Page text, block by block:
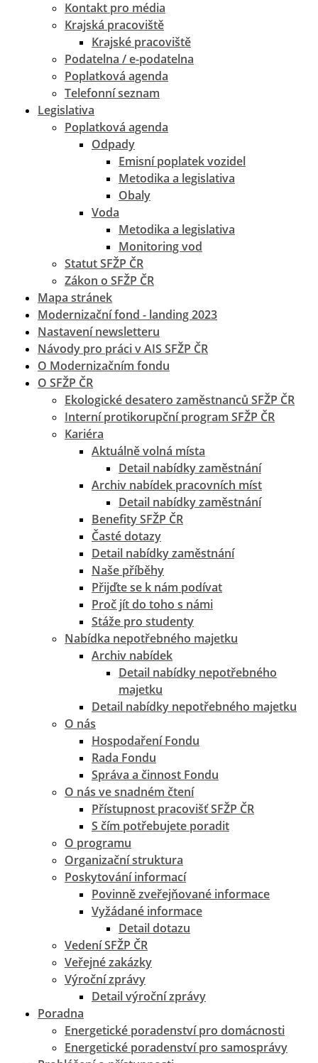
Kontakt pro média
Krajská pracoviště
Krajské pracoviště
Podatelna / e-podatelna
Poplatková agenda
Telefonní seznam
Legislativa
Poplatková agenda
Odpady
Emisní poplatek vozidel
Metodika a legislativa
Obaly
Voda
Metodika a legislativa
Monitoring vod
Statut SFŽP ČR
Zákon o SFŽP ČR
Mapa stránek
Modernizační fond - landing 2023
Nastavení newsletteru
Návody pro práci v AIS SFŽP ČR
O Modernizačním fondu
O SFŽP ČR
Ekologické desatero zaměstnanců SFŽP ČR
Interní protikorupční program SFŽP ČR
Kariéra
Aktuálně volná místa
Detail nabídky zaměstnání
Archiv nabídek pracovních míst
Detail nabídky zaměstnání
Benefity SFŽP ČR
Časté dotazy
Detail nabídky zaměstnání
Naše příběhy
Přijďte se k nám podívat
Proč jít do toho s námi
Stáže pro studenty
Nabídka nepotřebného majetku
Archiv nabídek
Detail nabídky nepotřebného
majetku
Detail nabídky nepotřebného majetku
O nás
Hospodaření Fondu
Rada Fondu
Správa a činnost Fondu
O nás ve snadném čtení
Přístupnost pracovišť SFŽP ČR
S čím potřebujete poradit
O programu
Organizační struktura
Poskytování informací
Povinně zveřejňované informace
Vyžádané informace
Detail dotazu
Vedení SFŽP ČR
Veřejné zakázky
Výroční zprávy
Detail výroční zprávy
Poradna
Energetické poradenství pro domácnosti
Energetické poradenství pro samosprávy